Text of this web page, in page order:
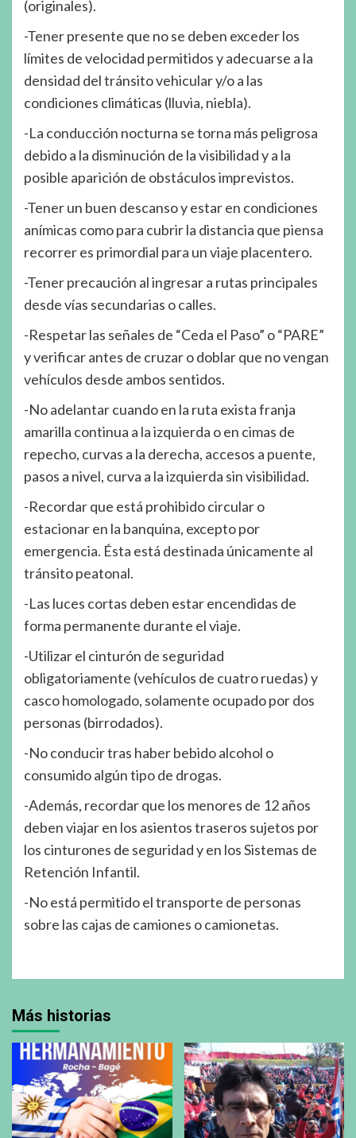
(originales).
-Tener presente que no se deben exceder los
límites de velocidad permitidos y adecuarse a la
densidad del tránsito vehicular y/o a las
condiciones climáticas (lluvia, niebla).
-La conducción nocturna se torna más peligrosa
debido a la disminución de la visibilidad y a la
posible aparición de obstáculos imprevistos.
-Tener un buen descanso y estar en condiciones
anímicas como para cubrir la distancia que piensa
recorrer es primordial para un viaje placentero.
-Tener precaución al ingresar a rutas principales
desde vías secundarias o calles.
-Respetar las señales de “Ceda el Paso” o “PARE”
y verificar antes de cruzar o doblar que no vengan
vehículos desde ambos sentidos.
-No adelantar cuando en la ruta exista franja
amarilla continua a la izquierda o en cimas de
repecho, curvas a la derecha, accesos a puente,
pasos a nivel, curva a la izquierda sin visibilidad.
-Recordar que está prohibido circular o
estacionar en la banquina, excepto por
emergencia. Ésta está destinada únicamente al
tránsito peatonal.
-Las luces cortas deben estar encendidas de
forma permanente durante el viaje.
-Utilizar el cinturón de seguridad
obligatoriamente (vehículos de cuatro ruedas) y
casco homologado, solamente ocupado por dos
personas (birrodados).
-No conducir tras haber bebido alcohol o
consumido algún tipo de drogas.
-Además, recordar que los menores de 12 años
deben viajar en los asientos traseros sujetos por
los cinturones de seguridad y en los Sistemas de
Retención Infantil.
-No está permitido el transporte de personas
sobre las cajas de camiones o camionetas.
Más historias